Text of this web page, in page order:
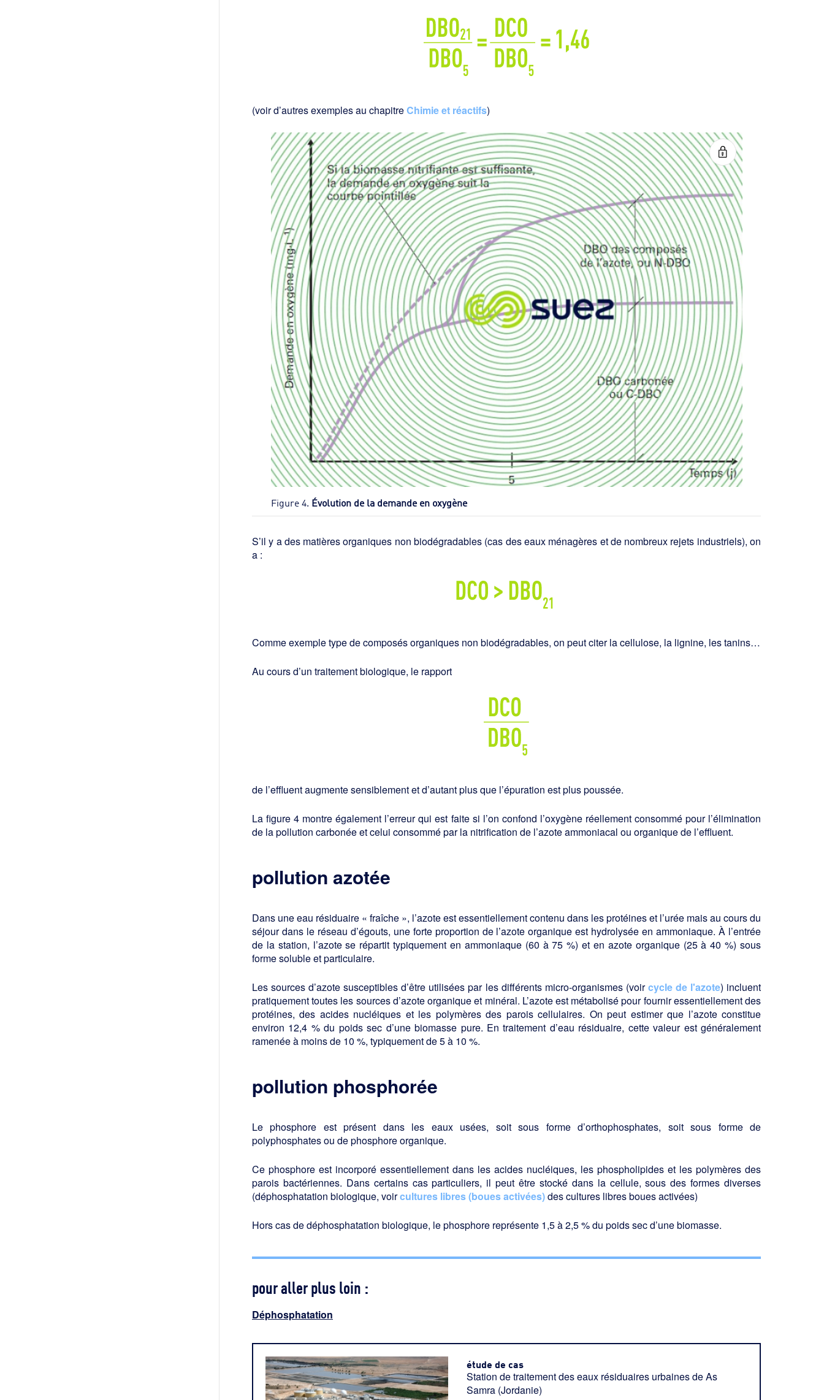
(voir d’autres exemples au chapitreChimie et réactifs)
Figure 4. Évolution de la demande en oxygène
S’il y a des matières organiques non biodégradables (cas des eaux ménagères et de nombreux rejets industriels), on
a :
Comme exemple type de composés organiques non biodégradables, on peut citer la cellulose, la lignine, les tanins…
Au cours d’un traitement biologique, le rapport
de l’effluent augmente sensiblement et d’autant plus que l’épuration est plus poussée.
La figure 4 montre également l’erreur qui est faite si l’on confond l’oxygène réellement consommé pour l’élimination
de la pollution carbonée et celui consommé par la nitrification de l’azote ammoniacal ou orga­nique de l’effluent.
pollution azotée
Dans une eau résiduaire « fraîche », l’azote est essentiellement contenu dans les protéines et l’urée mais au cours du
séjour dans le réseau d’égouts, une forte proportion de l’azote organique est hydrolysée en ammoniaque. À l’entrée
de la station, l’azote se répartit typiquement en ammoniaque (60 à 75 %) et en azote organique (25 à 40 %) sous
forme soluble et particulaire.
Les sources d’azote susceptibles d’être utilisées par les différents micro-organismes (voircycle de l'azote) incluent
pratiquement toutes les sources d’azote organique et minéral. L’azote est métabo­lisé pour fournir essentiellement des
protéines, des acides nucléiques et les polymères des parois cellulai­res. On peut estimer que l’azote constitue
environ 12,4 % du poids sec d’une biomasse pure. En traitement d’eau résiduaire, cette valeur est généralement
ramenée à moins de 10 %, typiquement de 5 à 10 %.
pollution phosphorée
Le phosphore est présent dans les eaux usées, soit sous forme d’orthophosphates, soit sous forme de
polyphosphates ou de phosphore organique.
Ce phosphore est incorporé essentiellement dans les acides nucléiques, les phospholipides et les polymè­res des
parois bactériennes. Dans certains cas particuliers, il peut être stocké dans la cellule, sous des formes diverses
(déphosphatation biologique, voircultures libres (boues activées)des cultures libres boues activées)
Hors cas de déphosphatation biologique, le phosphore représente 1,5 à 2,5 % du poids sec d’une biomasse.
pour aller plus loin :
Déphosphatation
étude de cas
Station de traitement des eaux résiduaires urbaines de As
Samra (Jordanie)